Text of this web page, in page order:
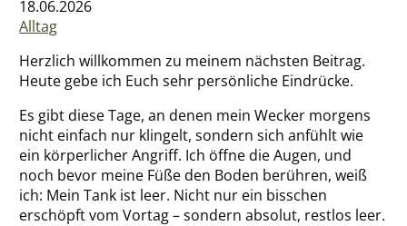
Impressum
Über mich
18.06.2026
Alltag
Herzlich willkommen zu meinem nächsten Beitrag.
Heute gebe ich Euch sehr persönliche Eindrücke.
Es gibt diese Tage, an denen mein Wecker morgens
nicht einfach nur klingelt, sondern sich anfühlt wie
ein körperlicher Angriff. Ich öffne die Augen, und
noch bevor meine Füße den Boden berühren, weiß
ich: Mein Tank ist leer. Nicht nur ein bisschen
erschöpft vom Vortag – sondern absolut, restlos leer.